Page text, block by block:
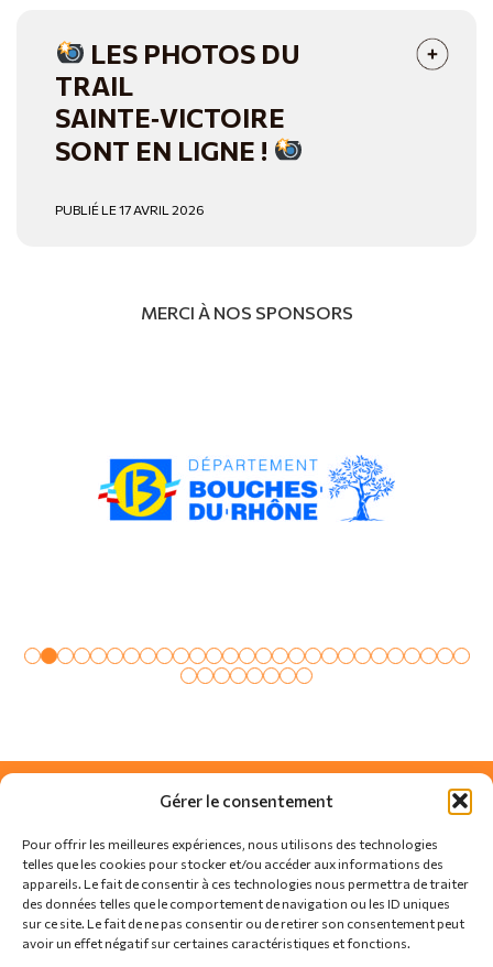
Gérer le consentement
Pour offrir les meilleures expériences, nous utilisons des technologies
telles que les cookies pour stocker et/ou accéder aux informations des
appareils. Le fait de consentir à ces technologies nous permettra de traiter
des données telles que le comportement de navigation ou les ID uniques
sur ce site. Le fait de ne pas consentir ou de retirer son consentement peut
avoir un effet négatif sur certaines caractéristiques et fonctions.
LES PHOTOS DU
TRAIL
SAINTE‑VICTOIRE
SONT EN LIGNE !
PUBLIÉ LE 17 AVRIL 2026
MERCI À NOS SPONSORS